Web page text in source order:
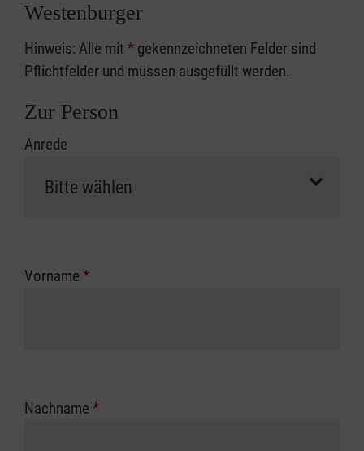
Westenburger
Hinweis: Alle mit * gekennzeichneten Felder sind
Pflichtfelder und müssen ausgefüllt werden.
Zur Person
Anrede
Vorname *
Nachname *